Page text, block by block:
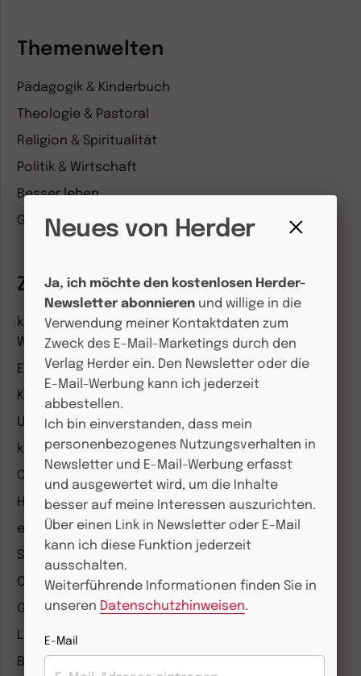
Themenwelten
Pädagogik & Kinderbuch
Theologie & Pastoral
Religion & Spiritualität
Politik & Wirtschaft
Besser leben
Geschichte & Wissen
Zeitschriften
kindergarten heute Fachmagazin, Leitungsheft &
Wenn Eltern Rat suchen
Entdeckungskiste
Kleinstkinder in Kita und Tagespflege
Unser Ganztag
kizz Elternwelt
CHRIST IN DER GEGENWART
Herder Korrespondenz
einfach leben
Stimmen der Zeit
COMMUNIO
Gemeinsam Glauben
Lebensspuren
Bibel lesen
Neues von Herder
Ja, ich möchte den kostenlosen Herder-
Newsletter abonnieren und willige in die
Verwendung meiner Kontaktdaten zum
Zweck des E-Mail-Marketings durch den
Verlag Herder ein. Den Newsletter oder die
E-Mail-Werbung kann ich jederzeit
abbestellen.
Ich bin einverstanden, dass mein
personenbezogenes Nutzungsverhalten in
Newsletter und E-Mail-Werbung erfasst
und ausgewertet wird, um die Inhalte
besser auf meine Interessen auszurichten.
Über einen Link in Newsletter oder E-Mail
kann ich diese Funktion jederzeit
ausschalten.
Weiterführende Informationen finden Sie in
unseren Datenschutzhinweisen.
E-Mail